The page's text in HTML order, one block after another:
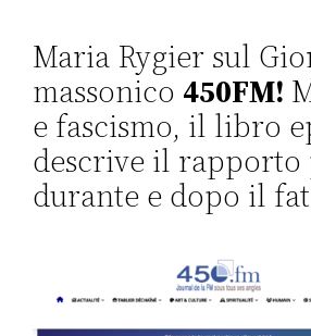
Maria Rygier sul
massonico 450FM!
e fascismo, il libro
descrive il rapporto
durante e dopo il